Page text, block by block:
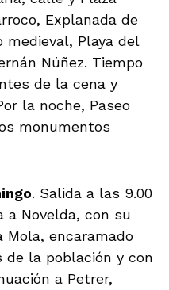
Explanada de
medieval, Playa del
Núñez. Tiempo
de la cena y
la noche, Paseo
monumentos
. Salida a las 9.00
a Novelda, con su
encaramado
la población y con
a Petrer,